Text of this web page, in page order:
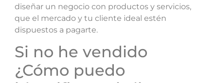
diseñar un negocio con productos y servicios,
que el mercado y tu cliente ideal estén
dispuestos a pagarte.
Si no he vendido
¿Cómo puedo